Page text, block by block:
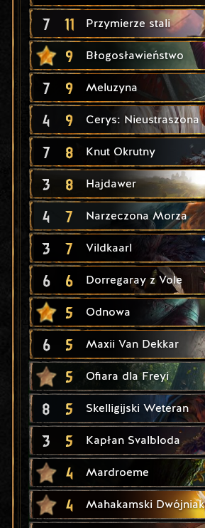
7 11 Przymierze stali
9 Błogosławieństwo
7 9 Meluzyna
4 9 Cerys: Nieustraszona
7 8 Knut Okrutny
3 8 Hajdawer
4 7 Narzeczona Morza
3 7 Vildkaarl
6 6 Dorregaray z Vole
5 Odnowa
6 5 Maxii Van Dekkar
5 Ofiara dla Freyi
8 5 Skelligijski Weteran
3 5 Kapłan Svalbloda
4 Mardroeme
4 Mahakamski Dwójniak